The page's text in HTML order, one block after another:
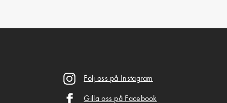
Följ oss på Instagram
Gilla oss på Facebook